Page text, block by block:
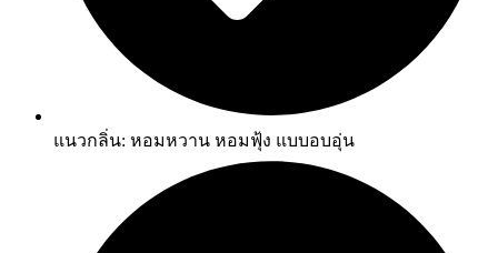
แนวกลิ่น: หอมหวาน หอมฟุ้ง แบบอบอุ่น